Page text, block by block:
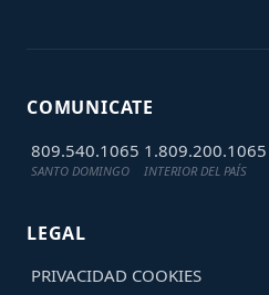
COMUNICATE
809.540.1065
SANTO DOMINGO
1.809.200.1065
INTERIOR DEL PAÍS
LEGAL
PRIVACIDAD COOKIES